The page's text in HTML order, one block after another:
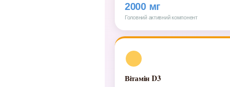
2000 мг
Головний активний компонент
Вітамін D3